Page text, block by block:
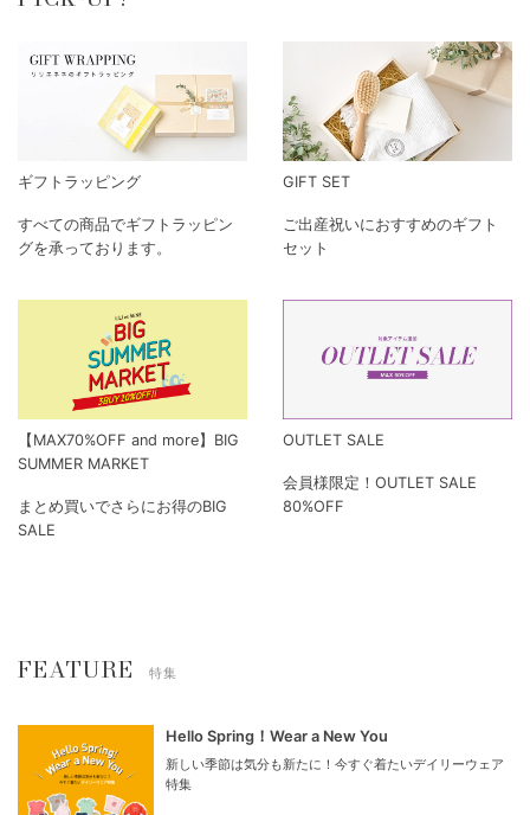
ギフトラッピング
すべての商品でギフトラッピン
グを承っております。
GIFT SET
ご出産祝いにおすすめのギフト
セット
【MAX70%OFF and more】BIG
SUMMER MARKET
まとめ買いでさらにお得のBIG
SALE
OUTLET SALE
会員様限定！OUTLET SALE
80%OFF
FEATURE 特集
Hello Spring！Wear a New You
新しい季節は気分も新たに！今すぐ着たいデイリーウェア
特集